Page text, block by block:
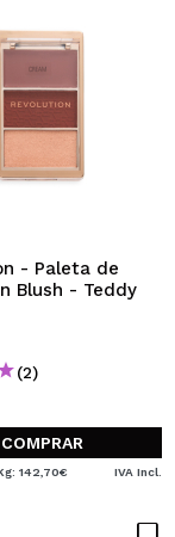
- Paleta de
Blush - Teddy
(2)
COMPRAR
142,70€ IVA Incl.